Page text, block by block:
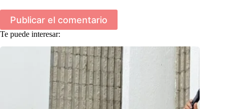
Publicar el comentario
Te puede interesar: